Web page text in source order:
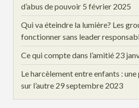
d’abus de pouvoir 5 février 2025
Qui va éteindre la lumière? Les
fonctionner sans leader
Ce qui compte dans l’amitié 23
Le harcèlement entre enfants :
sur l’autre 29 septembre 2023